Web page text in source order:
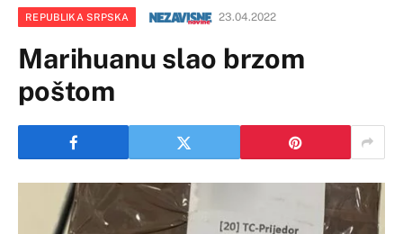
REPUBLIKA SRPSKA 23.04.2022
Marihuanu slao brzom
poštom